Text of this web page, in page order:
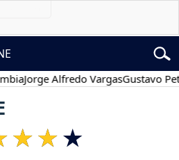
Jorge Alfredo VargasGustavo Petro